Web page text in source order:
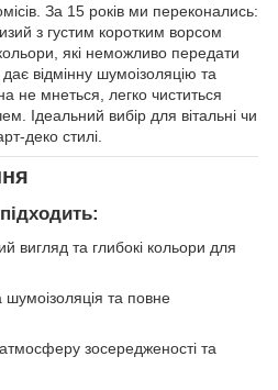
За 15 років ми переконались:
з густим коротким ворсом
які неможливо передати
відмінну шумоізоляцію та
не мнеться, легко чиститься
Ідеальний вибір для вітальні чи
деко стилі.
вигляд та глибокі кольори для
шумоізоляція та повне
зосередженості та